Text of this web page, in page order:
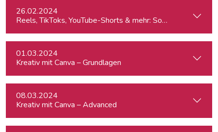
26.02.2024
Reels, TikToks, YouTube-Shorts & mehr: Social Media-
01.03.2024
Kreativ mit Canva – Grundlagen
08.03.2024
Kreativ mit Canva – Advanced